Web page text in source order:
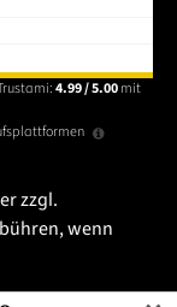
4.99 / 5.00mit
zzgl.
wenn